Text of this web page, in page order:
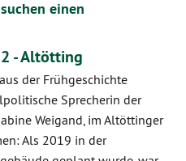
einen
- Altötting
der Frühgeschichte
Sprecherin der
Weigand, im Altöttinger
Als 2019 in der